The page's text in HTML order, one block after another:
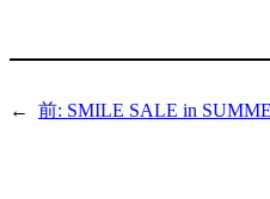
← 前: SMILE SALE in